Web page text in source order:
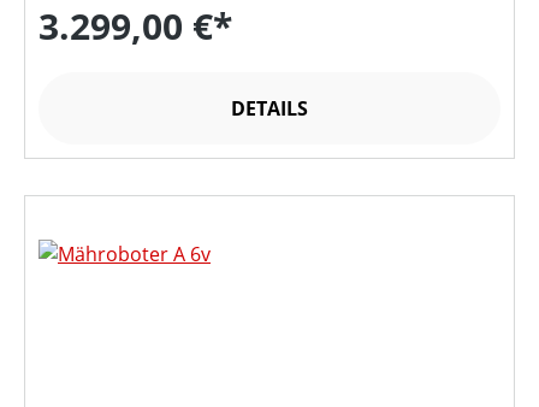
3.299,00 €*
DETAILS